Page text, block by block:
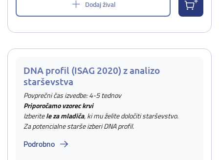
Dodaj žival
DNA profil (ISAG 2020) z analizo
starševstva
Povprečni čas izvedbe: 4-5 tednov
Priporočamo vzorec krvi
Izberitele za mladiča, ki mu želite določiti starševstvo.
Za potencialne starše izberi DNA profil.
Podrobno